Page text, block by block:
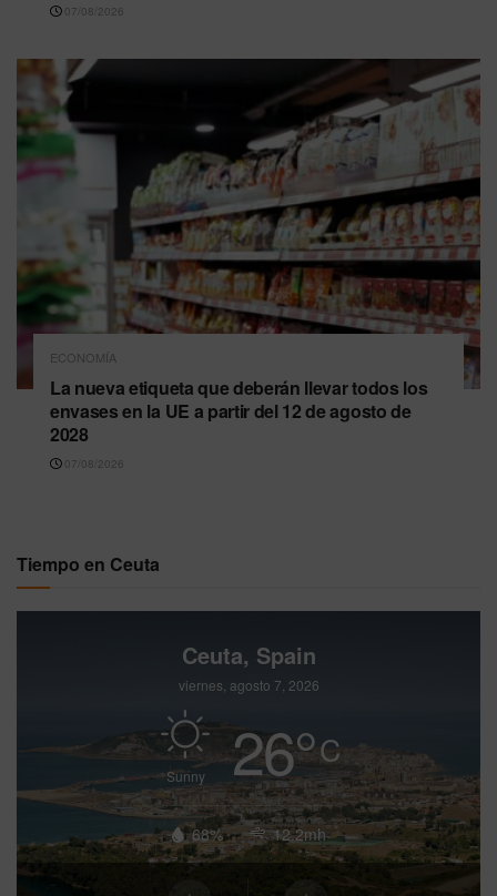
07/08/2026
ECONOMÍA
La nueva etiqueta que deberán llevar todos los
envases en la UE a partir del 12 de agosto de
2028
07/08/2026
Tiempo en Ceuta
Ceuta, Spain
viernes, agosto 7, 2026
Sunny 26°C
68% 12.2mh